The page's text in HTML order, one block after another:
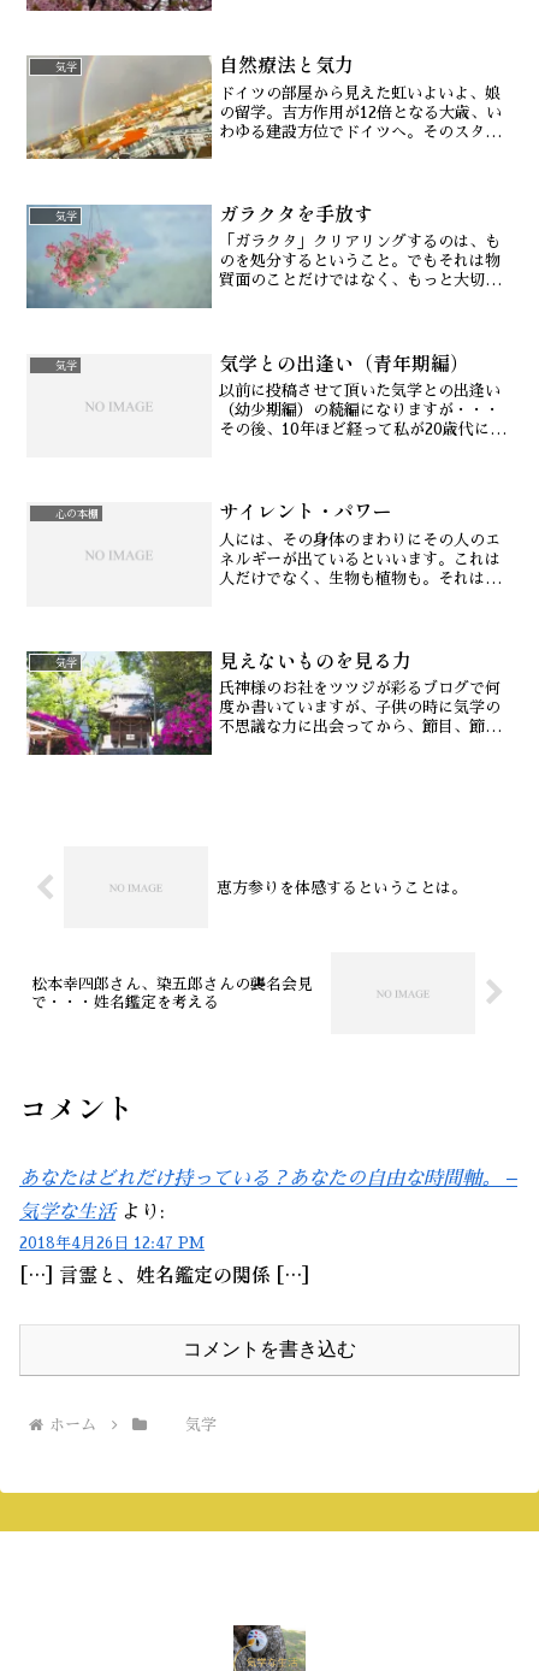
ね。
気学 自然療法と気力
ドイツの部屋から見えた虹いよいよ、娘
の留学。吉方作用が12倍となる大歳、い
わゆる建設方位でドイツへ。そのスター
ど、なんと胃腸炎で胃痙...
気学 ガラクタを手放す
「ガラクタ」クリアリングするのは、も
のを処分するということ。でもそれは物
質面のことだけではなく、もっと大切な
気学 気学との出逢い（青年期編）
以前に投稿させて頂いた気学との出逢い
（幼少期編）の続編になりますが・・・
その後、10年ほど経って私が20歳代にな
な自慢の姉）がいるので...
心の本棚 サイレント・パワー
人には、その身体のまわりにその人のエ
ネルギーが出ているといいます。これは
人だけでなく、生物も植物も。それはエ
うべきか、魂というべきか...
気学 見えないものを見る力
氏神様のお社をツツジが彩るブログで何
度か書いていますが、子供の時に気学の
不思議な力に出会ってから、節目、節目
恵方参りを体感するということは。
松本幸四郎さん、染五郎さんの襲名会見
で・・・姓名鑑定を考える
コメント
あなたはどれだけ持っている？あなたの自由な時間軸。 –
気学な生活 より:
2018年4月26日 12:47 PM
[…] 言霊と、姓名鑑定の関係 […]
コメントを書き込む
ホーム 気学